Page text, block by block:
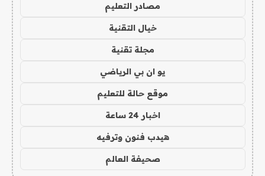
مصادر التعليم
خيال التقنية
مجلة تقنية
يو ان بي الرياضي
موقع حالة للتعليم
اخبار 24 ساعة
هيدب فنون وترفيه
صحيفة العالم